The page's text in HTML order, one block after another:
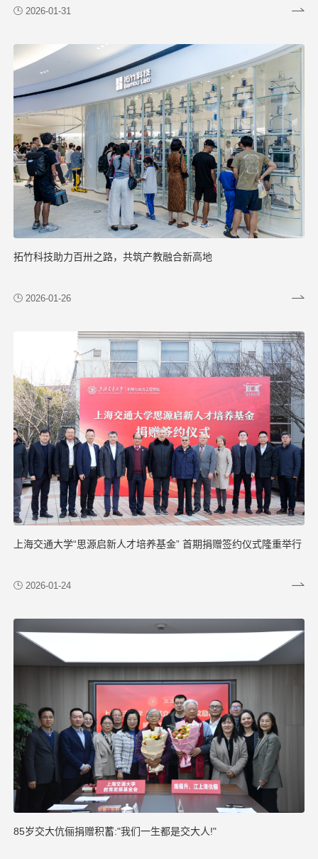
2026-01-31
拓竹科技助力百卅之路，共筑产教融合新高地
2026-01-26
上海交通大学“思源启新人才培养基金” 首期捐赠签约仪式隆重举行
2026-01-24
85岁交大伉俪捐赠积蓄:"我们一生都是交大人!"